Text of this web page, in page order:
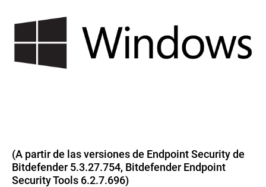
(A partir de las versiones de Endpoint Security de
Bitdefender 5.3.27.754, Bitdefender Endpoint
Security Tools 6.2.7.696)